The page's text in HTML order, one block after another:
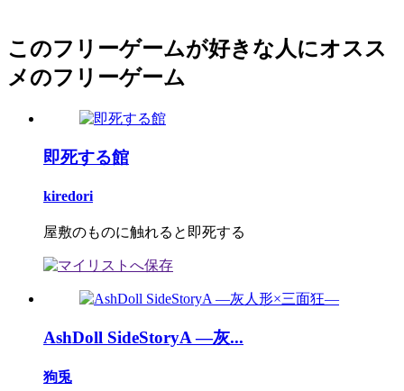
このフリーゲームが好きな人にオスス
メのフリーゲーム
即死する館
kiredori
屋敷のものに触れると即死する
AshDoll SideStoryA ―灰...
狗兎